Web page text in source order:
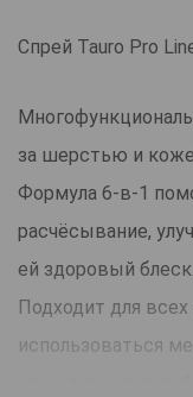
Спрей Tauro Pro
за шерстью и
Формула 6-в-1
расчёсывание,
ей здоровый блеск.
Подходит для
использоваться